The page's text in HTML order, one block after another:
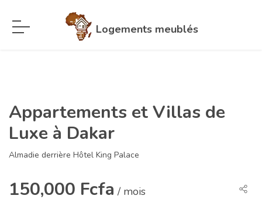
Logements meublés
Appartements et Villas de
Luxe à Dakar
Almadie derrière Hôtel King Palace
150,000 Fcfa / mois